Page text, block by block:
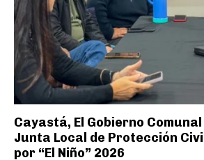
Cayastá, El Gobierno
Junta Local de Protección
por “El Niño” 2026